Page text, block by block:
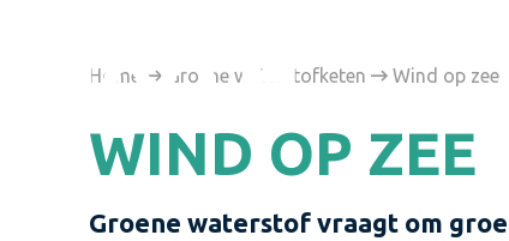
Home  Groene waterstofketen Wind op zee
WIND OP ZEE
Groene waterstof vraagt om